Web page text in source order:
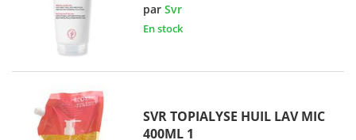
parSvr
En stock
SVR TOPIALYSE HUIL LAV MIC
400ML 1